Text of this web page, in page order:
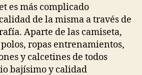
es más complicado
de la misma a través de
Aparte de las camiseta,
ropas entrenamientos,
y calcetines de todos
bajísimo y calidad